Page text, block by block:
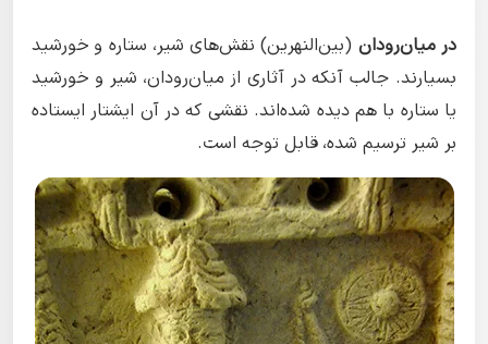
در میان‌رودان (بین‌النهرین) نقش‌های شیر، ستاره و خورشید
بسیارند. جالب آنکه در آثاری از میان‌رودان، شیر و خورشید
یا ستاره با هم دیده شده‌اند. نقشی که در آن ایشتار ایستاده
بر شیر ترسیم شده، قابل توجه است.